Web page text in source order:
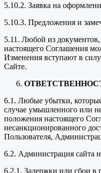
5.10.2. Заявка на
5.10.3. Предложения и
5.11. Любой из
настоящего Соглашения
Изменения вступают в
Сайте.
6.1. Любые убытки,
случае умышленного или
положения настоящего
несанкционированного
Пользователя,
6.2. Администрация сайта
6.2.1. Задержки или сбои в